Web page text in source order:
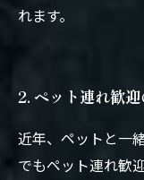
れます。
2. ペット連れ歓
近年、ペットと一
でもペット連れ歓